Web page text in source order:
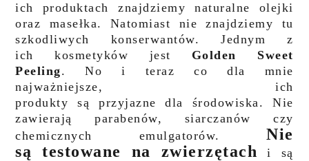
ich produktach znajdziemy naturalne olejki
oraz masełka. Natomiast nie znajdziemy tu
szkodliwych konserwantów. Jednym z
ich kosmetyków jest Golden Sweet
Peeling.No i teraz co dla mnie
najważniejsze, ich
produkty są przyjazne dla środowiska. Nie
zawierają parabenów, siarczanów czy
chemicznych emulgatorów.Nie
są testowane na zwierzętach
i są